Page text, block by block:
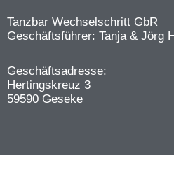
Tanzbar Wechselschritt GbR
Geschäftsführer: Tanja & Jörg
Geschäftsadresse:
Hertingskreuz 3
59590 Geseke